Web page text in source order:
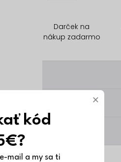
Darček na
nákup zadarmo
________×
kód
mail a my sa ti